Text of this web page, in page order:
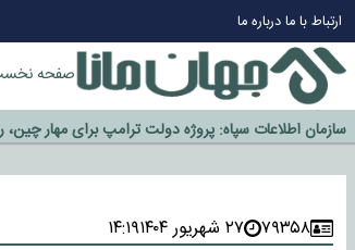
ارتباط با مادرباره ما
صفحه
چرا طلا دوباره افزایشی شد؟
گزینه جدایی اوسمار روی میز مدیران پرسپولیس
آیا رئیس جمهور آمریکا قانون را دور می‌زند؟
اخراج رسمی چهره نامدار از پرسپولیس
سازمان اطلاعات سپاه: پروژه دولت ترامپ برای مهار
۷۹۳۵۸ ۲۷ شهریور ۱۴۰۴
۱۴:۱۹